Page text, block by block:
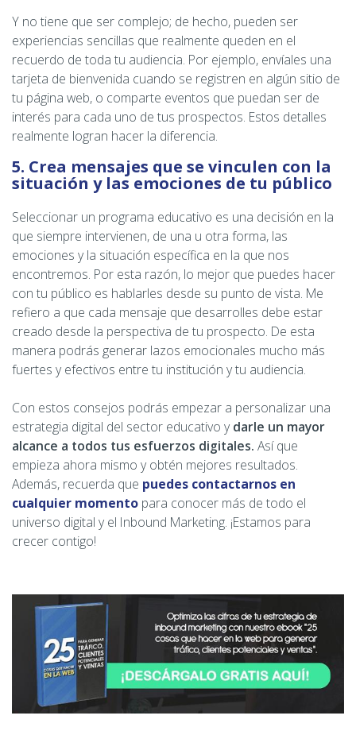
Y no tiene que ser complejo; de hecho, pueden ser
experiencias sencillas que realmente queden en el
recuerdo de toda tu audiencia. Por ejemplo, envíales una
tarjeta de bienvenida cuando se registren en algún sitio de
tu página web, o comparte eventos que puedan ser de
interés para cada uno de tus prospectos. Estos detalles
realmente logran hacer la diferencia.
5. Crea mensajes que se vinculen con la
situación y las emociones de tu público
Seleccionar un programa educativo es una decisión en la
que siempre intervienen, de una u otra forma, las
emociones y la situación específica en la que nos
encontremos. Por esta razón, lo mejor que puedes hacer
con tu público es hablarles desde su punto de vista. Me
refiero a que cada mensaje que desarrolles debe estar
creado desde la perspectiva de tu prospecto. De esta
manera podrás generar lazos emocionales mucho más
fuertes y efectivos entre tu institución y tu audiencia.
Con estos consejos podrás empezar a personalizar una
estrategia digital del sector educativo y darle un mayor
alcance a todos tus esfuerzos digitales. Así que
empieza ahora mismo y obtén mejores resultados.
Además, recuerda que puedes contactarnos en
cualquier momento para conocer más de todo el
universo digital y el Inbound Marketing. ¡Estamos para
crecer contigo!